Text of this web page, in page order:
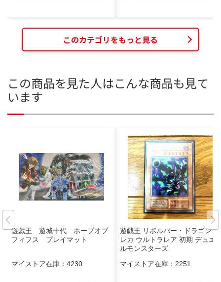
このカテゴリをもっと見る
この商品を見た人はこんな商品も見て
います
遊戯王 遊城十代 ホープオブ
フィフス プレイマット
マイストア在庫： 4230
遊戯王 リボルバー・ドラゴン ト
レカ ウルトラレア 初期 デュエ
ルモンスターズ
マイストア在庫： 2251